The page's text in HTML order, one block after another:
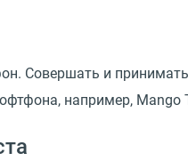
Совершать и
например,